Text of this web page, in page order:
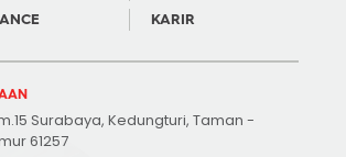
KARIR
Surabaya, Kedungturi, Taman -
61257